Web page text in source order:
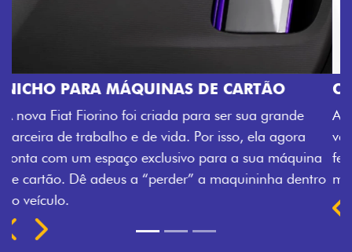
CHAVE COM TELECOMANDO
Agora, a chave da sua nova Fiorino pode abrir o
veículo também à distância, e não mais somente
fechadura. São detalhes como esse que trazem
mais fluidez para o seu dia de trabalho.
Previous